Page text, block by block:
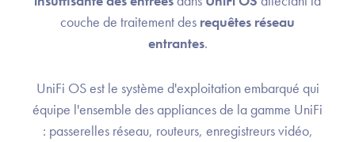
couche de traitement des requêtes réseau
entrantes.
UniFi OS est le système d'exploitation embarqué qui
équipe l'ensemble des appliances de la gamme UniFi
: passerelles réseau, routeurs, enregistreurs vidéo,